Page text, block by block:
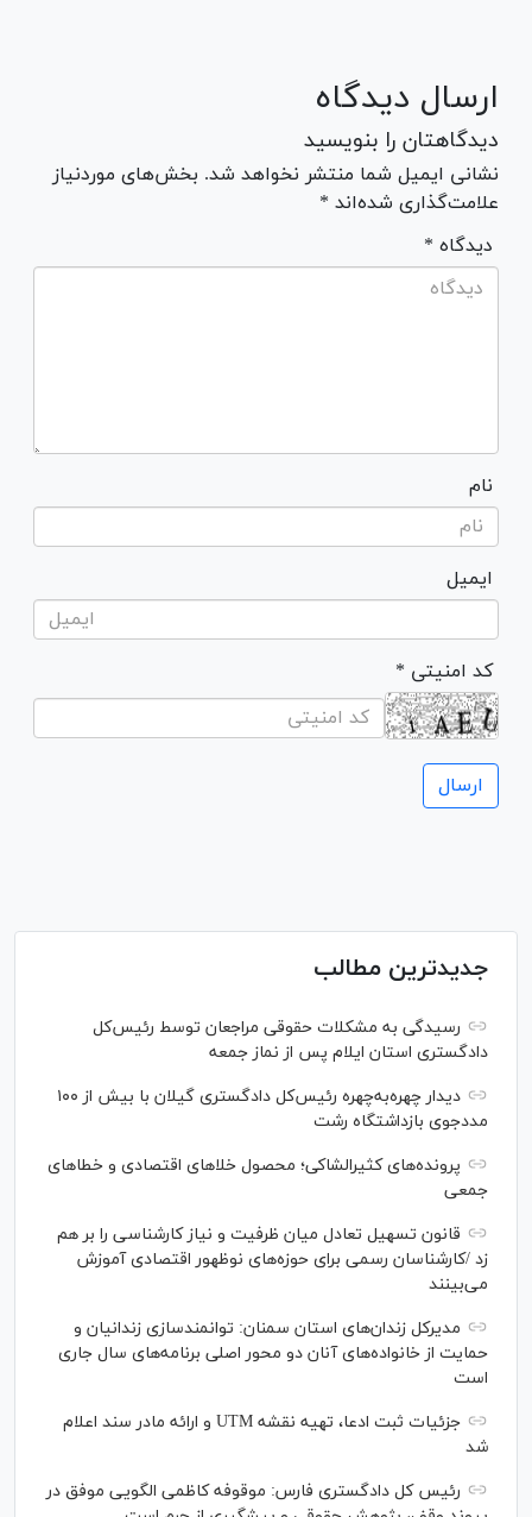
ارسال دیدگاه
دیدگاهتان را بنویسید
نشانی ایمیل شما منتشر نخواهد شد. بخش‌های موردنیاز
علامت‌گذاری شده‌اند *
* دیدگاه
نام
ایمیل
* کد امنیتی
جدیدترین مطالب
رسیدگی به مشکلات حقوقی مراجعان توسط رئیس‌کل
دادگستری استان ایلام پس از نماز جمعه
دیدار چهره‌به‌چهره رئیس‌کل دادگستری گیلان با بیش از ۱۰۰
مددجوی بازداشتگاه رشت
پرونده‌های کثیرالشاکی؛ محصول خلا‌های اقتصادی و خطا‌های
جمعی
قانون تسهیل تعادل میان ظرفیت و نیاز کارشناسی را بر هم
زد /کارشناسان رسمی برای حوزه‌های نوظهور اقتصادی آموزش
می‌بینند
مدیرکل زندان‌های استان سمنان: توانمندسازی زندانیان و
حمایت از خانواده‌های آنان دو محور اصلی برنامه‌های سال جاری
است
جزئیات ثبت ادعا، تهیه نقشه UTM و ارائه مادر سند اعلام
شد
رئیس کل دادگستری فارس: موقوفه کاظمی الگویی موفق در